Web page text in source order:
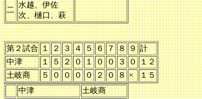
二
水越、伊佐
次、樋口、萩
第２試合 １ ２ ３ ４ ５ ６ ７ ８ ９ 計
中津
１ ５ ２ ０ １ ０ ０ ３ ０ １２
土岐商
５ ０ ０ ０ ０ ２ ０ ８ ×
１５
中津
土岐商